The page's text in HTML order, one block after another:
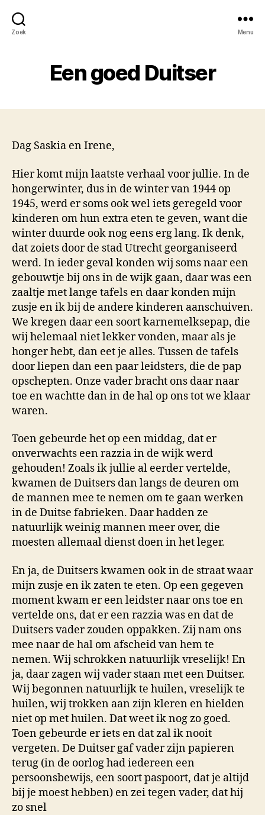
Zoek Menu
Een goed Duitser
Dag Saskia en Irene,
Hier komt mijn laatste verhaal voor jullie. In de
hongerwinter, dus in de winter van 1944 op
1945, werd er soms ook wel iets geregeld voor
kinderen om hun extra eten te geven, want die
winter duurde ook nog eens erg lang. Ik denk,
dat zoiets door de stad Utrecht georganiseerd
werd. In ieder geval konden wij soms naar een
gebouwtje bij ons in de wijk gaan, daar was een
zaaltje met lange tafels en daar konden mijn
zusje en ik bij de andere kinderen aanschuiven.
We kregen daar een soort karnemelksepap, die
wij helemaal niet lekker vonden, maar als je
honger hebt, dan eet je alles. Tussen de tafels
door liepen dan een paar leidsters, die de pap
opschepten. Onze vader bracht ons daar naar
toe en wachtte dan in de hal op ons tot we klaar
waren.
Toen gebeurde het op een middag, dat er
onverwachts een razzia in de wijk werd
gehouden! Zoals ik jullie al eerder vertelde,
kwamen de Duitsers dan langs de deuren om
de mannen mee te nemen om te gaan werken
in de Duitse fabrieken. Daar hadden ze
natuurlijk weinig mannen meer over, die
moesten allemaal dienst doen in het leger.
En ja, de Duitsers kwamen ook in de straat waar
mijn zusje en ik zaten te eten. Op een gegeven
moment kwam er een leidster naar ons toe en
vertelde ons, dat er een razzia was en dat de
Duitsers vader zouden oppakken. Zij nam ons
mee naar de hal om afscheid van hem te
nemen. Wij schrokken natuurlijk vreselijk! En
ja, daar zagen wij vader staan met een Duitser.
Wij begonnen natuurlijk te huilen, vreselijk te
huilen, wij trokken aan zijn kleren en hielden
niet op met huilen. Dat weet ik nog zo goed.
Toen gebeurde er iets en dat zal ik nooit
vergeten. De Duitser gaf vader zijn papieren
terug (in de oorlog had iedereen een
persoonsbewijs, een soort paspoort, dat je altijd
bij je moest hebben) en zei tegen vader, dat hij
zo snel